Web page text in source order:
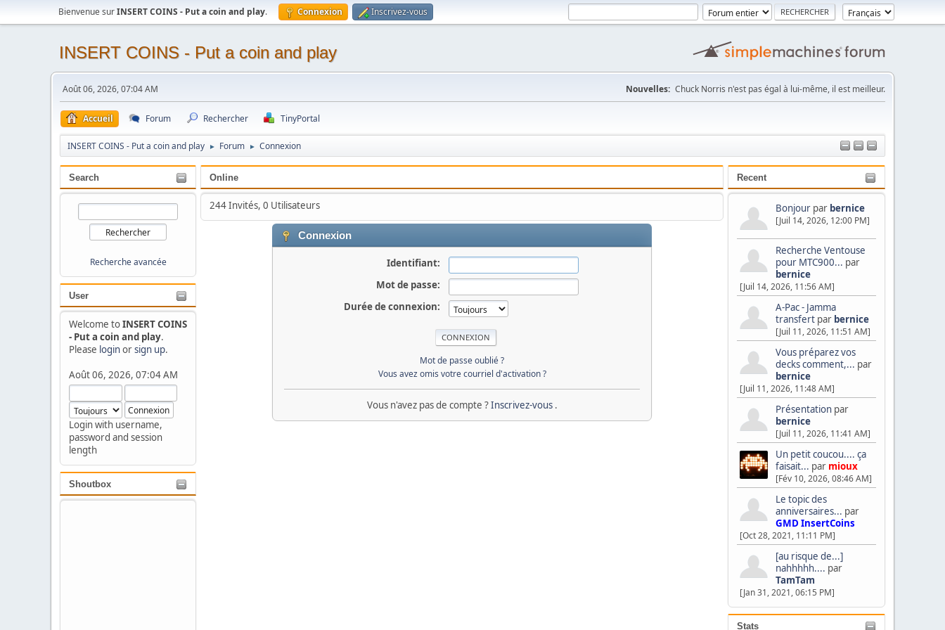
Bienvenue surINSERT COINS - Put a coin and play. Connexion Inscrivez-vous
INSERT COINS - Put a coin and play
Août 06, 2026, 07:04 AM Nouvelles: Chuck Norris n'est pas égal à lui-même, il est meilleur.
Accueil Forum Rechercher TinyPortal
INSERT COINS - Put a coin and play ► Forum ► Connexion
Search
Recherche avancée
User
Welcome toINSERT COINS
- Put a coin and play.
Please loginorsign up.
Août 06, 2026, 07:04 AM
Login with username,
password and session
length
Shoutbox
Recent
Bonjour par bernice
[Juil 14, 2026, 12:00 PM]
Recherche Ventouse
pour MTC900... par
bernice
[Juil 14, 2026, 11:56 AM]
A-Pac - Jamma
transfert par bernice
[Juil 11, 2026, 11:51 AM]
Vous préparez vos
decks comment,... par
bernice
[Juil 11, 2026, 11:48 AM]
Présentation par
bernice
[Juil 11, 2026, 11:41 AM]
Un petit coucou.... ça
faisait... par mioux
[Fév 10, 2026, 08:46 AM]
Le topic des
anniversaires... par
GMD InsertCoins
[Oct 28, 2021, 11:11 PM]
[au risque de...]
nahhhhh.... par
TamTam
[Jan 31, 2021, 06:15 PM]
Stats
Online
244 Invités, 0 Utilisateurs
Connexion
Identifiant:
Mot de passe:
Durée de connexion:
Mot de passe oublié ?
Vous avez omis votre courriel d'activation ?
Vous n'avez pas de compte ?Inscrivez-vous .